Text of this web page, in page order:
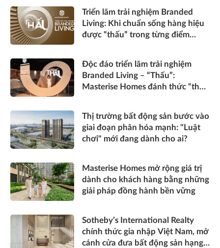
Triển lãm trải nghiệm Branded
Living: Khi chuẩn sống hàng hiệu
được “thấu” trong từng điểm
Độc đáo triển lãm trải nghiệm
Branded Living – “Thấu”:
Masterise Homes đánh thức “thấu
Thị trường bất động sản bước vào
giai đoạn phân hóa mạnh: "Luật
chơi" mới đang dành cho ai?
Masterise Homes mở rộng giá trị
dành cho khách hàng bằng những
giải pháp đồng hành bền vững
Sotheby’s International Realty
chính thức gia nhập Việt Nam, mở
cánh cửa đưa bất động sản hạng